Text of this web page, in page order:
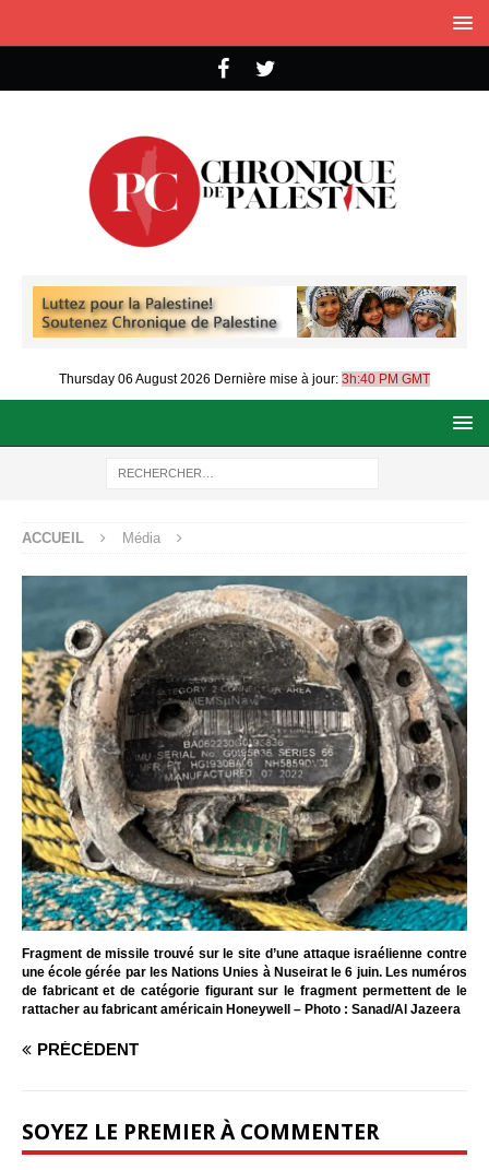
Thursday 06 August 2026 Dernière mise à jour: 3h:40 PM GMT
ACCUEIL Média
Fragment de missile trouvé sur le site d’une attaque israélienne contre
une école gérée par les Nations Unies à Nuseirat le 6 juin. Les numéros
de fabricant et de catégorie figurant sur le fragment permettent de le
rattacher au fabricant américain Honeywell – Photo : Sanad/Al Jazeera
PRÉCÉDENT
SOYEZ LE PREMIER À COMMENTER